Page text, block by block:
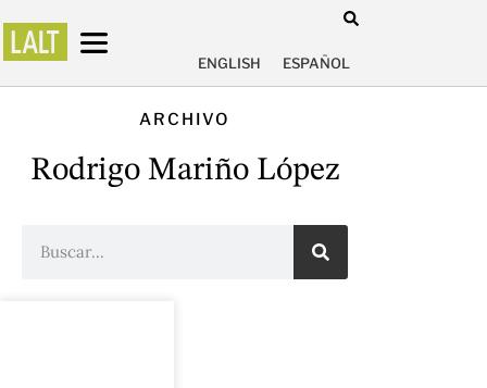
ENGLISH ESPAÑOL
ARCHIVO
Rodrigo Mariño López